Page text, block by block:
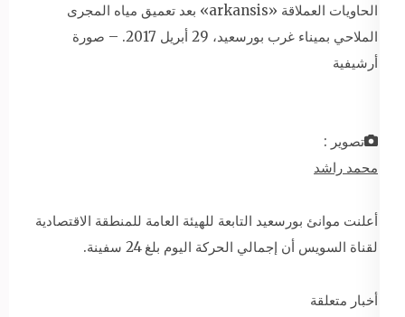
الحاويات العملاقة «arkansis» بعد تعميق مياه المجرى
الملاحي بميناء غرب بورسعيد، 29 أبريل 2017. – صورة
أرشيفية
تصوير :
محمد راشد
أعلنت موانئ بورسعيد التابعة للهيئة العامة للمنطقة الاقتصادية
لقناة السويس أن إجمالي الحركة اليوم بلغ 24 سفينة.
أخبار متعلقة